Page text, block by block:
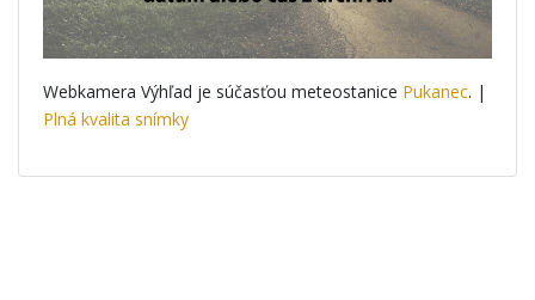
Webkamera Výhľad je súčasťou meteostanice Pukanec. |
Plná kvalita snímky